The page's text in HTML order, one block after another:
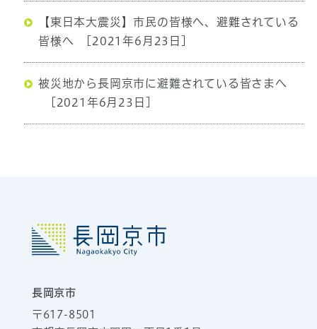
【東日本大震災】市民の皆様へ、避難されている
皆様へ
[2021年6月23日]
被災地から長岡京市に避難されている皆さまへ
[2021年6月23日]
長岡京市
〒617-8501